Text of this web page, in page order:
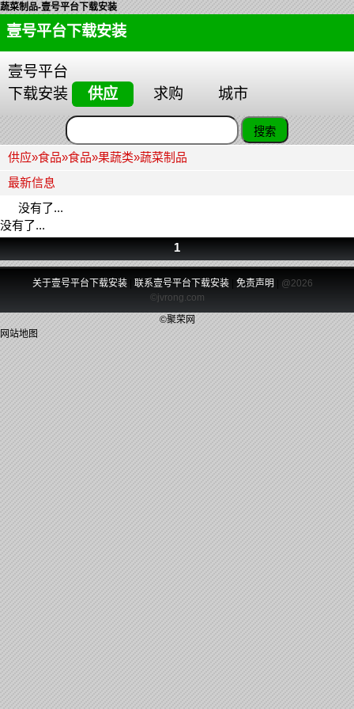
蔬菜制品-壹号平台下载安装
壹号平台下载安装
壹号平台
下载安装
供应 求购 城市
供应»食品»食品»果蔬类»蔬菜制品
最新信息
没有了...
没有了...
1
关于壹号平台下载安装 联系壹号平台下载安装| 免责声明
@2026
©jvrong.com
©聚荣网
网站地图